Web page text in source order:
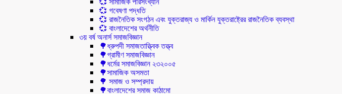
💞 গবেষণা পদ্ধতি
💞 রাজনৈতিক সংগঠন এবং যুক্তরাজ্য ও মার্কিন যুক্তরাষ্ট্রের রাজনৈতিক ব্যবস্থা
💞 বাংলাদেশের অর্থনীতি
৩য় বর্ষ অনার্স সমাজবিজ্ঞান
🌳ধ্রুপদী সমাজতাত্ত্বিক তত্ত্ব
🌳গ্রামীণ সমাজবিজ্ঞান
🌳ধর্মের সমাজবিজ্ঞান ২৩২০০৫
🌳সামাজিক অসমতা
🌳 সমাজ ও সম্প্রদায়
🌳বাংলাদেশের সমাজ কাঠামো